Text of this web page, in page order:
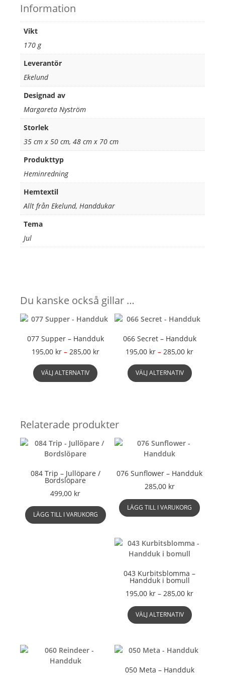
Information
Vikt
170 g
Leverantör
Ekelund
Designad av
Margareta Nyström
Storlek
35 cm x 50 cm, 48 cm x 70 cm
Produkttyp
Heminredning
Hemtextil
Allt från Ekelund, Handdukar
Tema
Jul
Du kanske också gillar …
077 Supper – Handduk
195,00 kr – 285,00 krPrisintervall:
VÄLJ ALTERNATIV
här
De
olika
väljas
066 Secret – Handduk
195,00 kr – 285,00 kr
VÄLJ ALTERNATIV
här
väljas
Relaterade produkter
084 Trip – Jullöpare /
Bordslöpare
499,00 kr
LÄGG TILL I VARUKORG
076 Sunflower – Handduk
285,00 kr
LÄGG TILL I VARUKORG
043 Kurbitsblomma –
Handduk i bomull
195,00 kr – 285,00 kr
VÄLJ ALTERNATIV
här
flera
De
050 Meta – Handduk